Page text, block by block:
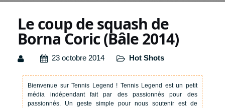
Le coup de squash de
Borna Coric (Bâle 2014)
23 octobre 2014 Hot Shots
Bienvenue sur Tennis Legend ! Tennis Legend est un petit
média indépendant fait par des passionnés pour des
passionnés. Un geste simple pour nous soutenir est de